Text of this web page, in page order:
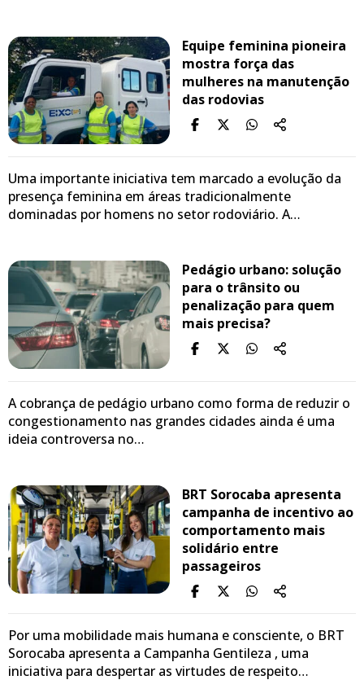
Equipe feminina pioneira
mostra força das
mulheres na manutenção
das rodovias
Uma importante iniciativa tem marcado a evolução da
presença feminina em áreas tradicionalmente
dominadas por homens no setor rodoviário. A…
Pedágio urbano: solução
para o trânsito ou
penalização para quem
mais precisa?
A cobrança de pedágio urbano como forma de reduzir o
congestionamento nas grandes cidades ainda é uma
ideia controversa no…
BRT Sorocaba apresenta
campanha de incentivo ao
comportamento mais
solidário entre
passageiros
Por uma mobilidade mais humana e consciente, o BRT
Sorocaba apresenta a Campanha Gentileza , uma
iniciativa para despertar as virtudes de respeito…